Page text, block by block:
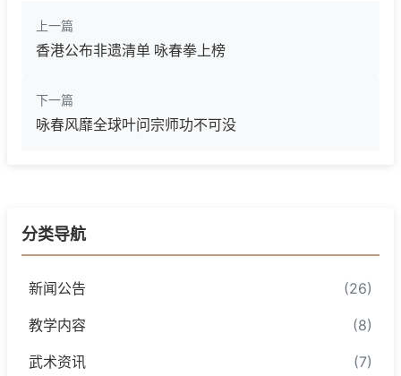
上一篇
香港公布非遗清单 咏春拳上榜
下一篇
咏春风靡全球叶问宗师功不可没
分类导航
新闻公告 (26)
教学内容 (8)
武术资讯 (7)